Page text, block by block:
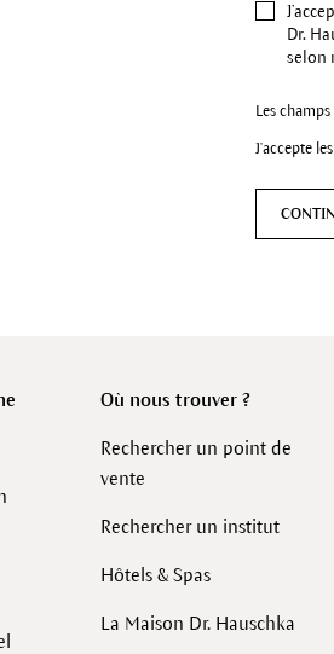
Dr.
selon
Les
J'accepte les
Où nous trouver ?
Rechercher un point de
vente
Rechercher un institut
Hôtels & Spas
La Maison Dr. Hauschka